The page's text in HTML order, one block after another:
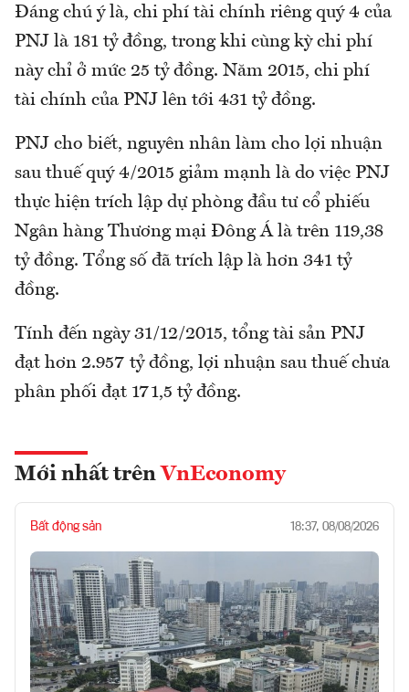
Đáng chú ý là, chi phí tài chính riêng quý 4 của
PNJ là 181 tỷ đồng, trong khi cùng kỳ chi phí
này chỉ ở mức 25 tỷ đồng. Năm 2015, chi phí
tài chính của PNJ lên tới 431 tỷ đồng.
PNJ cho biết, nguyên nhân làm cho lợi nhuận
sau thuế quý 4/2015 giảm mạnh là do việc PNJ
thực hiện trích lập dự phòng đầu tư cổ phiếu
Ngân hàng Thương mại Đông Á là trên 119,38
tỷ đồng. Tổng số đã trích lập là hơn 341 tỷ
đồng.
Tính đến ngày 31/12/2015, tổng tài sản PNJ
đạt hơn 2.957 tỷ đồng, lợi nhuận sau thuế chưa
phân phối đạt 171,5 tỷ đồng.
Mới nhất trên VnEconomy
Bất động sản 18:37, 08/08/2026